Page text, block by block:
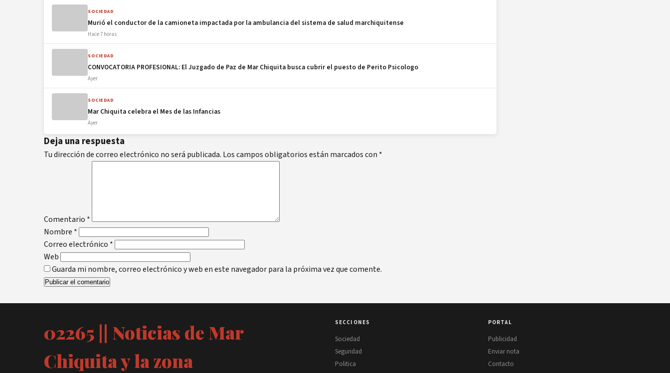
SOCIEDAD
Murió el conductor de la camioneta impactada por la ambulancia del sistema de salud marchiquitense
Hace 7 horas
SOCIEDAD
CONVOCATORIA PROFESIONAL: El Juzgado de Paz de Mar Chiquita busca cubrir el puesto de Perito Psicologo
Ayer
SOCIEDAD
Mar Chiquita celebra el Mes de las Infancias
Ayer
Deja una respuesta
Tu dirección de correo electrónico no será publicada. Los campos obligatorios están marcados con *
Comentario *
Nombre *
Correo electrónico *
Web
Guarda mi nombre, correo electrónico y web en este navegador para la próxima vez que comente.
02265 || Noticias de Mar
Chiquita y la zona
SECCIONES
Sociedad
Seguridad
Politica
PORTAL
Publicidad
Enviar nota
Contacto